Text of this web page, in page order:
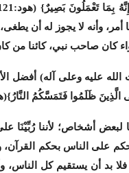
بِمَا تَعْمَلُونَ بَصِيرٌ} (هود:1121)
وأنه لا يجوز له أن
كان صاحب نبي، كائنا من
عليه وعلى آله) أفضل
الَّذِينَ ظَلَمُوا فَتَمَسَّكُمُ النَّارُ}
لبعض أشخاص؛ لأننا
على الناس بحكم القرآن،
بد أن يستقيم كل الناس،